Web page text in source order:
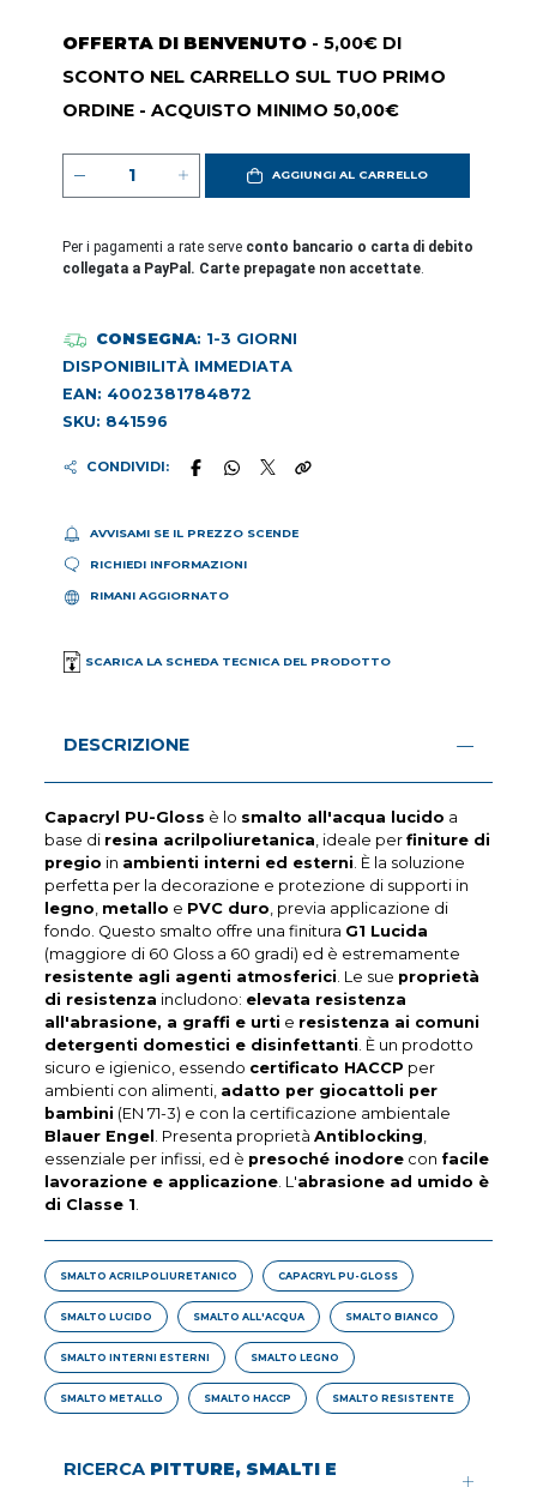
OFFERTA DI BENVENUTO - 5,00€ DI
SCONTO NEL CARRELLO SUL TUO PRIMO
ORDINE - ACQUISTO MINIMO 50,00€
AGGIUNGI AL CARRELLO
Per i pagamenti a rate serve conto bancario o carta di debito
collegata a PayPal. Carte prepagate non accettate.
CONSEGNA: 1-3 GIORNI
DISPONIBILITÀ IMMEDIATA
EAN: 4002381784872
SKU: 841596
CONDIVIDI:
AVVISAMI SE IL PREZZO SCENDE
RICHIEDI INFORMAZIONI
RIMANI AGGIORNATO
SCARICA LA SCHEDA TECNICA DEL PRODOTTO
DESCRIZIONE
Capacryl PU-Gloss è lo smalto all'acqua lucido a
base di resina acrilpoliuretanica , ideale perfiniture di
pregio in ambienti interni ed esterni . È la soluzione
perfetta per la decorazione e protezione di supporti in
legno metallo e PVC duro , previa applicazione di
fondo. Questo smalto offre una finitura G1 Lucida
(maggiore di 60 Gloss a 60 gradi) ed è estremamente
resistente agli agenti atmosferici . Le sue proprietà
di resistenza includono: elevata resistenza
all'abrasione, a graffi e urti e resistenza ai comuni
detergenti domestici e disinfettanti . È un prodotto
sicuro e igienico, essendo certificato HACCP per
ambienti con alimenti, adatto per giocattoli per
bambini (EN 71-3) e con la certificazione ambientale
Blauer Engel
. Presenta proprietàAntiblocking
essenziale per infissi, ed è presoché inodore con facile
lavorazione e applicazione . L'abrasione ad umido è
di Classe 1
SMALTO ACRILPOLIURETANICO CAPACRYL PU-GLOSS
SMALTO LUCIDO SMALTO ALL'ACQUA SMALTO BIANCO
SMALTO INTERNI ESTERNI SMALTO LEGNO
SMALTO METALLO SMALTO HACCP SMALTO RESISTENTE
RICERCA PITTURE, SMALTI E